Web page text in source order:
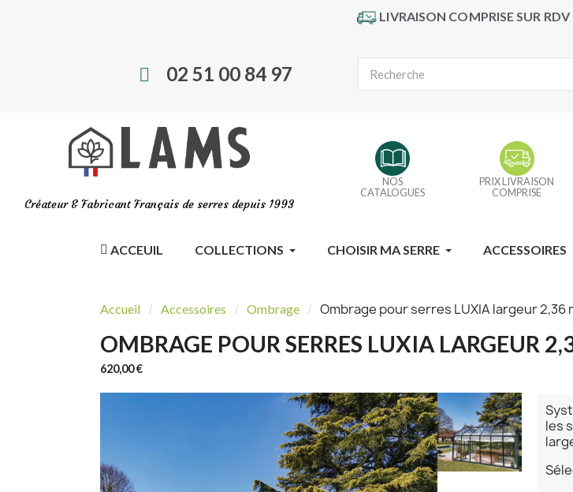
LIVRAISON COMPRISE SUR RDV
02 51 00 84 97
Créateur & Fabricant Français de serres depuis 1993
NOS
CATALOGUES
PRIX LIVRAISON
COMPRISE
ACCEUIL COLLECTIONS CHOISIR MA SERRE ACCESSOIRES
Accueil Accessoires Ombrage Ombrage pour serres LUXIA largeur 2,36
OMBRAGE POUR SERRES LUXIA LARGEUR
620,00 €
les